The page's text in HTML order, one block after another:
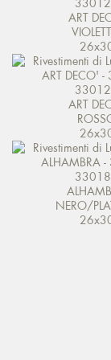
ART
ART
NERO/